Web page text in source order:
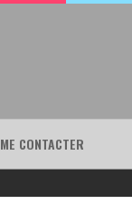
ME CONTACTER